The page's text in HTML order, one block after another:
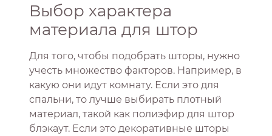
Выбор характера
материала для штор
Для того, чтобы подобрать шторы, нужно
учесть множество факторов. Например, в
какую они идут комнату. Если это для
спальни, то лучше выбирать плотный
материал, такой как полиэфир для штор
блэкаут. Если это декоративные шторы